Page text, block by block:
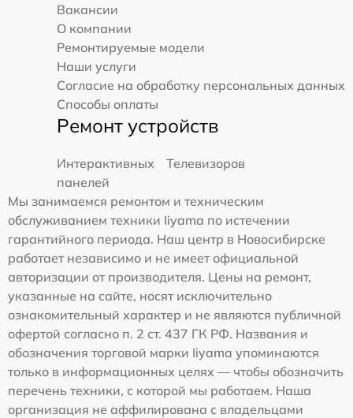
Вакансии
О компании
Ремонтируемые модели
Наши услуги
Согласие на обработку персональных данных
Способы оплаты
Ремонт устройств
Интерактивных
панелей
Телевизоров
Мы занимаемся ремонтом и техническим
обслуживанием техники Iiyama по истечении
гарантийного периода. Наш центр в Новосибирске
работает независимо и не имеет официальной
авторизации от производителя. Цены на ремонт,
указанные на сайте, носят исключительно
ознакомительный характер и не являются публичной
офертой согласно п. 2 ст. 437 ГК РФ. Названия и
обозначения торговой марки Iiyama упоминаются
только в информационных целях — чтобы обозначить
перечень техники, с которой мы работаем. Наша
организация не аффилирована с владельцами